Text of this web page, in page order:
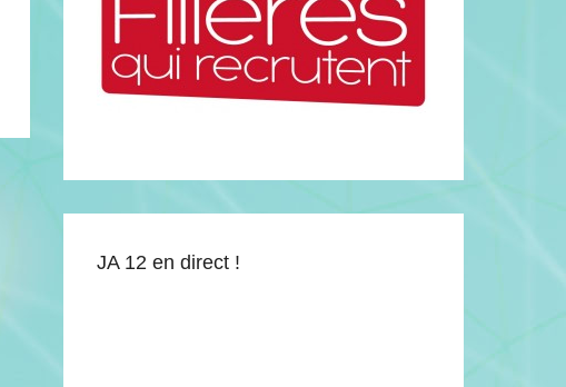
JA 12 en direct !